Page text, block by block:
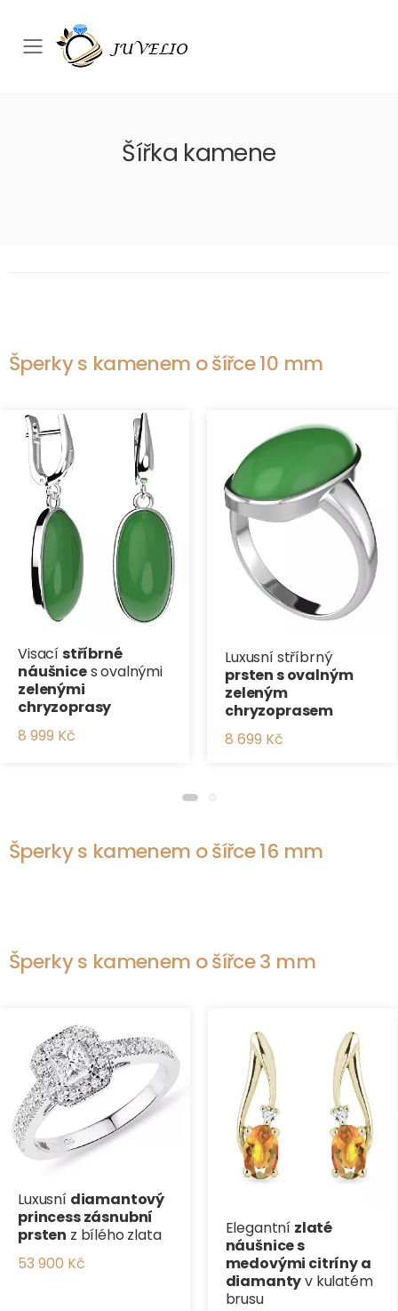
Přepínač mobilního menu
Šířka kamene
Šperky s kamenem o šířce 10 mm
Visacístříbrné
náušnices ovalnými
zelenými
chryzoprasy
8 999 Kč
Luxusní stříbrný
prsten s ovalným
zeleným
chryzoprasem
8 699 Kč
Šperky s kamenem o šířce 16 mm
Šperky s kamenem o šířce 3 mm
Luxusní diamantový
princess zásnubní
prsten z bílého zlata
53 900 Kč
Elegantní zlaté
náušnice s
medovými citríny a
diamantyv kulatém
brusu